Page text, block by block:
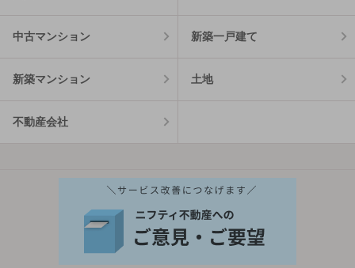
中古マンション 新築一戸建て
新築マンション 土地
不動産会社